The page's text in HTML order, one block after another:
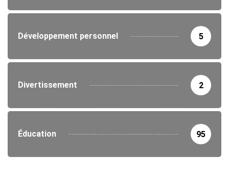
Développement personnel 5
Divertissement 2
Éducation 95